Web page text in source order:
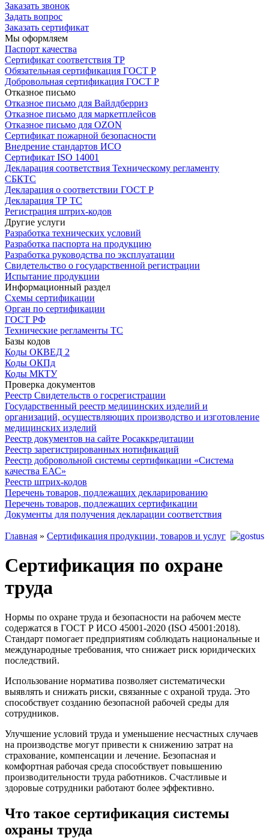
Заказать звонок
Задать вопрос
Заказать сертификат
Мы оформляем
Паспорт качества
Сертификат соответствия ТР
Обязательная сертификация ГОСТ Р
Добровольная сертификация ГОСТ Р
Отказное письмо
Отказное письмо для Вайлдберриз
Отказное письмо для маркетплейсов
Отказное письмо для OZON
Сертификат пожарной безопасности
Внедрение стандартов ИСО
Сертификат ISO 14001
Декларация соответствия Техническому регламенту
СБКТС
Декларация о соответствии ГОСТ Р
Декларация ТР ТС
Регистрация штрих-кодов
Другие услуги
Разработка технических условий
Разработка паспорта на продукцию
Разработка руководства по эксплуатации
Свидетельство о государственной регистрации
Испытание продукции
Информационный раздел
Схемы сертификации
Орган по сертификации
ГОСТ РФ
Технические регламенты ТС
Базы кодов
Коды ОКВЕД 2
Коды ОКПд
Коды МКТУ
Проверка документов
Реестр Свидетельств о госрегистрации
Государственный реестр медицинских изделий и
организаций, осуществляющих производство и изготовление
медицинских изделий
Реестр документов на сайте Росаккредитации
Реестр зарегистрированных нотификаций
Реестр добровольной системы сертификации «Система
качества ЕАС»
Реестр штрих-кодов
Перечень товаров, подлежащих декларированию
Перечень товаров, подлежащих сертификации
Документы для получения декларации соответствия
Главная » Сертификация продукции, товаров и услуг
Сертификация по охране
труда
Нормы по охране труда и безопасности на рабочем месте
содержатся в ГОСТ Р ИСО 45001-2020 (ISO 45001:2018).
Стандарт помогает предприятиям соблюдать национальные и
международные требования, что снижает риск юридических
последствий.
Использование норматива позволяет систематически
выявлять и снижать риски, связанные с охраной труда. Это
способствует созданию безопасной рабочей среды для
сотрудников.
Улучшение условий труда и уменьшение несчастных случаев
на производстве могут привести к снижению затрат на
страхование, компенсации и лечение. Безопасная и
комфортная рабочая среда способствует повышению
производительности труда работников. Счастливые и
здоровые сотрудники работают более эффективно.
Что такое сертификация системы
охраны труда